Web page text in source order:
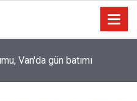
Hocamız Abdülmecid Nursi'yi
irkildim